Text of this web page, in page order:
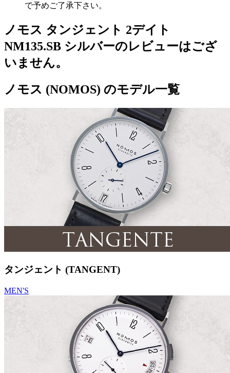
で予めご了承下さい。
ノモス タンジェント 2デイト
NM135.SB シルバーのレビューはござ
いません。
ノモス (NOMOS) のモデル一覧
タンジェント (TANGENT)
MEN'S